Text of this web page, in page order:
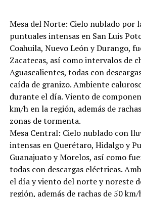
Mesa del Norte: Cielo nublado por
puntuales intensas en San Luis
Coahuila, Nuevo León y Durango,
Zacatecas, así como intervalos de
Aguascalientes, todas con
caída de granizo. Ambiente
durante el día. Viento de
km/h en la región, además de
zonas de tormenta.
Mesa Central: Cielo nublado con
intensas en Querétaro, Hidalgo y
Guanajuato y Morelos, así como
todas con descargas eléctricas.
el día y viento del norte y noreste
región, además de rachas de 50